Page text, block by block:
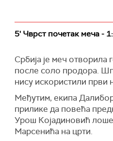
5' Чврст почетак меча -
Србија је меч отворила
после соло продора.
нису искористили први
Међутим, екипа
прилике да повећа
Урош Којадиновић
Марсенића на црти.